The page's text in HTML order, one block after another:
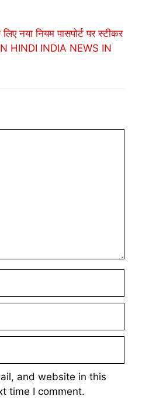
नया नियम पासपोर्ट पर स्टीकर
HINDI INDIA NEWS IN
and website in this
time I comment.